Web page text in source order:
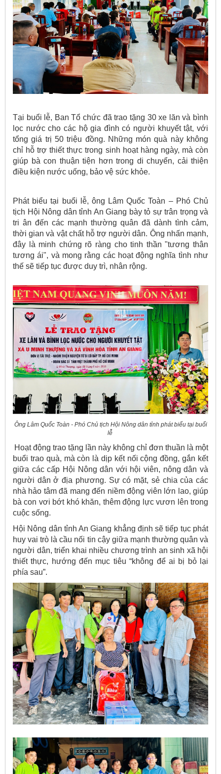
Tại buổi lễ, Ban Tổ chức đã trao tặng 30 xe lăn và bình
lọc nước cho các hộ gia đình có người khuyết tật, với
tổng giá trị 50 triệu đồng. Những món quà này không
chỉ hỗ trợ thiết thực trong sinh hoạt hàng ngày, mà còn
giúp bà con thuận tiện hơn trong di chuyển, cải thiện
điều kiện nước uống, bảo vệ sức khỏe.
Phát biểu tại buổi lễ, ông Lâm Quốc Toàn – Phó Chủ
tịch Hội Nông dân tỉnh An Giang bày tỏ sự trân trọng và
tri ân đến các mạnh thường quân đã dành tình cảm,
thời gian và vật chất hỗ trợ người dân. Ông nhấn mạnh,
đây là minh chứng rõ ràng cho tinh thần "tương thân
tương ái", và mong rằng các hoạt động nghĩa tình như
thế sẽ tiếp tục được duy trì, nhân rộng.
Ông Lâm Quốc Toàn - Phó Chủ tịch Hội Nông dân tỉnh phát biểu tại buổi
lễ
Hoạt động trao tặng lần này không chỉ đơn thuần là một
buổi trao quà, mà còn là dịp kết nối cộng đồng, gắn kết
giữa các cấp Hội Nông dân với hội viên, nông dân và
người dân ở địa phương. Sự có mặt, sẻ chia của các
nhà hảo tâm đã mang đến niềm động viên lớn lao, giúp
bà con vơi bớt khó khăn, thêm động lực vươn lên trong
cuộc sống.
Hội Nông dân tỉnh An Giang khẳng định sẽ tiếp tục phát
huy vai trò là cầu nối tin cậy giữa mạnh thường quân và
người dân, triển khai nhiều chương trình an sinh xã hội
thiết thực, hướng đến mục tiêu “không để ai bị bỏ lại
phía sau”.